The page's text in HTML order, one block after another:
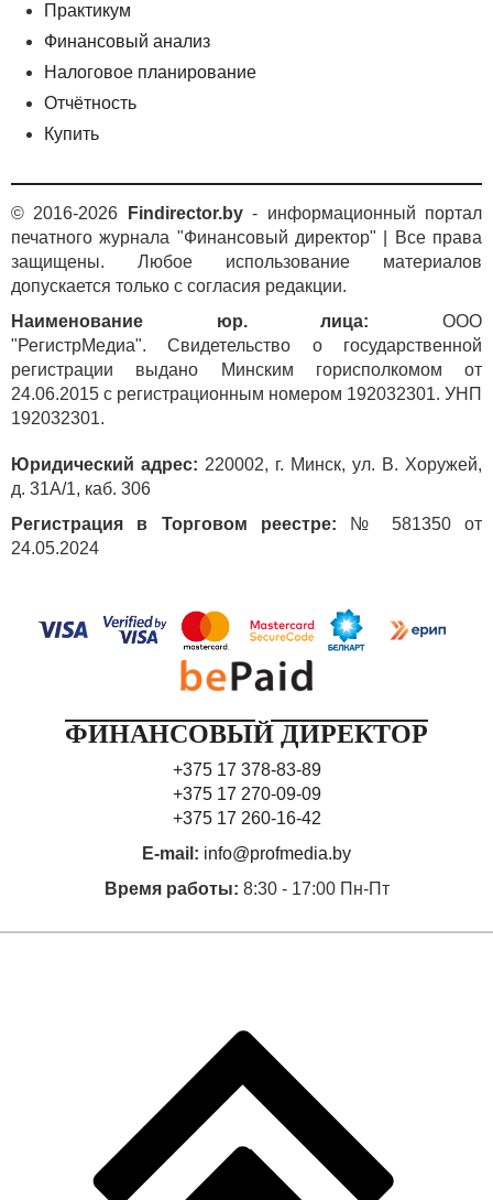
Практикум
Финансовый анализ
Налоговое планирование
Отчётность
Купить
© 2016-2026 Findirector.by- информационный портал
печатного журнала "Финансовый директор" | Все права
защищены. Любое использование материалов
допускается только с согласия редакции.
Наименование юр. лица: ООО
"РегистрМедиа". Свидетельство о государственной
регистрации выдано Минским горисполкомом от
24.06.2015 с регистрационным номером 192032301. УНП
192032301.
Юридический адрес: 220002, г. Минск, ул. В. Хоружей,
д. 31А/1, каб. 306
Регистрация в Торговом реестре: № 581350 от
24.05.2024
ФИНАНСОВЫЙ ДИРЕКТОР
+375 17 378-83-89
+375 17 270-09-09
+375 17 260-16-42
E-mail: info@profmedia.by
Время работы: 8:30 - 17:00 Пн-Пт